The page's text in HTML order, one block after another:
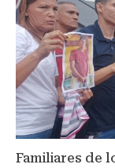
Familiares de